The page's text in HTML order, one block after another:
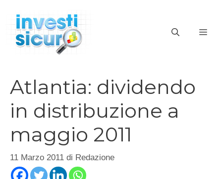
contenuto
Atlantia: dividendo
in distribuzione a
maggio 2011
11 Marzo 2011 di Redazione